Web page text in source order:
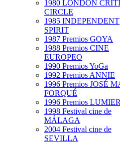
1980 LONDON
CIRCLE
1985 INDEPENDENT
SPIRIT
1987 Premios GOYA
1988 Premios CINE
EUROPEO
1990 Premios YoGa
1992 Premios ANNIE
1996 Premios JOSÉ
FORQUÉ
1996 Premios
1998 Festival cine de
MÁLAGA
2004 Festival cine de
SEVILLA